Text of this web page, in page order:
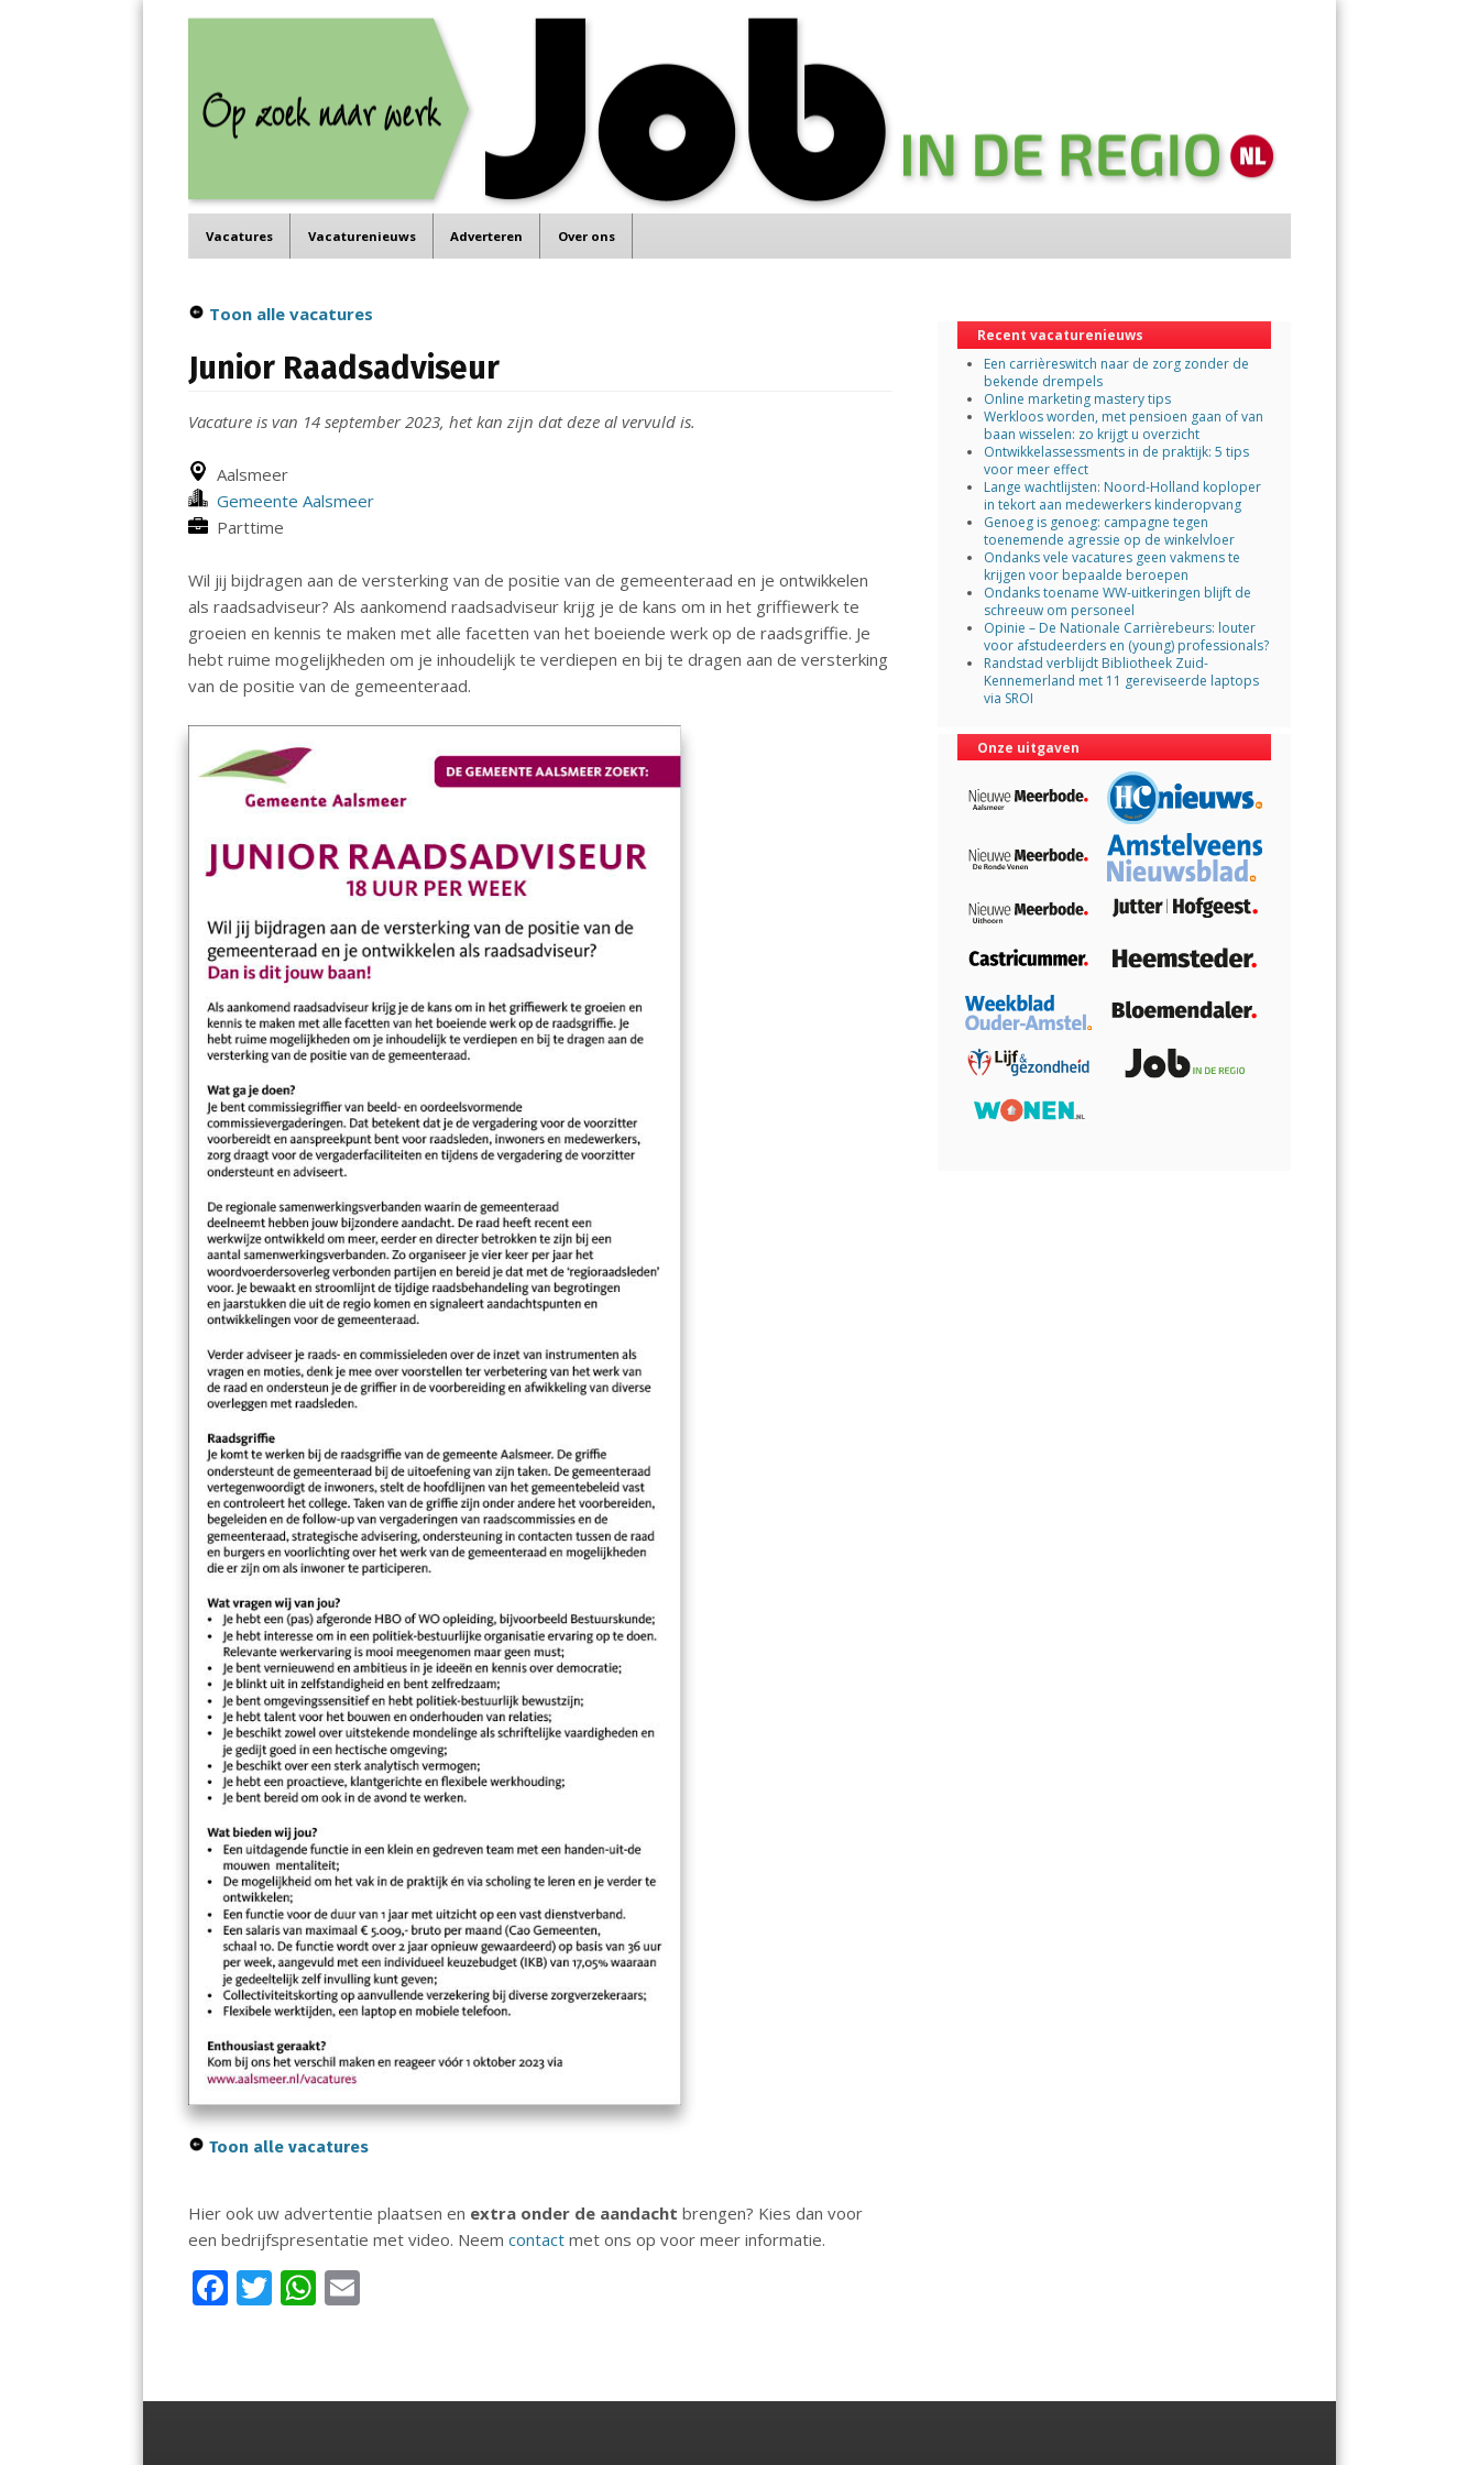
Menu
Vacatures Vacaturenieuws Adverteren Over ons
Toon alle vacatures
Junior Raadsadviseur
Vacature is van 14 september 2023, het kan zijn dat deze al vervuld is.
Aalsmeer
Gemeente Aalsmeer
Parttime
Wil jij bijdragen aan de versterking van de positie van de gemeenteraad en je ontwikkelen
als raadsadviseur? Als aankomend raadsadviseur krijg je de kans om in het griffiewerk te
groeien en kennis te maken met alle facetten van het boeiende werk op de raadsgriffie. Je
hebt ruime mogelijkheden om je inhoudelijk te verdiepen en bij te dragen aan de versterking
van de positie van de gemeenteraad.
Toon alle vacatures
Hier ook uw advertentie plaatsen en extra onder de aandacht brengen? Kies dan voor
een bedrijfspresentatie met video. Neemcontact met ons op voor meer informatie.
F
b
T
er
W
s l
Recent vacaturenieuws
Een carrièreswitch naar de zorg zonder de
bekende drempels
Online marketing mastery tips
Werkloos worden, met pensioen gaan of van
baan wisselen: zo krijgt u overzicht
Ontwikkelassessments in de praktijk: 5 tips
voor meer effect
Lange wachtlijsten: Noord-Holland koploper
in tekort aan medewerkers kinderopvang
Genoeg is genoeg: campagne tegen
toenemende agressie op de winkelvloer
Ondanks vele vacatures geen vakmens te
krijgen voor bepaalde beroepen
Ondanks toename WW-uitkeringen blijft de
schreeuw om personeel
Opinie – De Nationale Carrièrebeurs: louter
voor afstudeerders en (young) professionals?
Randstad verblijdt Bibliotheek Zuid-
Kennemerland met 11 gereviseerde laptops
via SROI
Onze uitgaven